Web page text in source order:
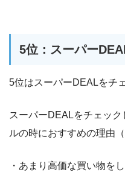
5位：スーパー
5位はスーパーDEALをチ
スーパーDEALをチェッ
ルの時におすすめの理由（
・あまり高価な買い物を